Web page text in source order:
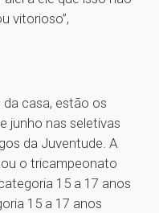
vitorioso”,
casa, estão os
junho nas seletivas
da Juventude. A
o tricampeonato
15 a 17 anos
15 a 17 anos